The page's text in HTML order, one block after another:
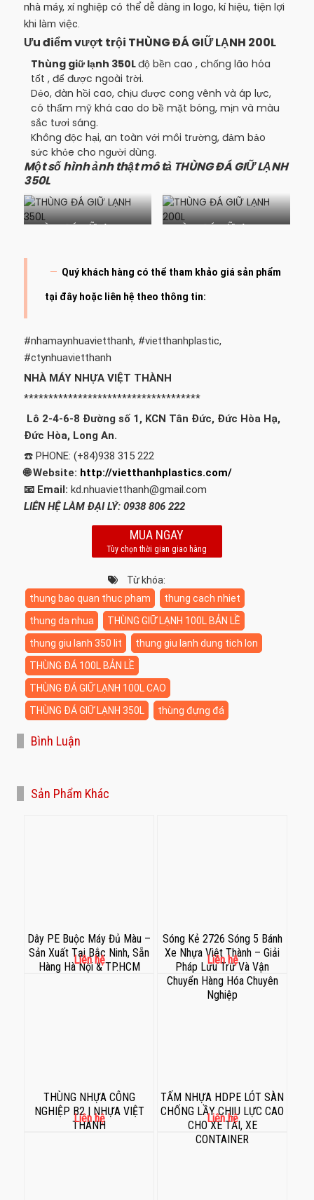
nhà máy, xí nghiệp có thể dễ dàng in logo, kí hiệu, tiện lợi
khi làm việc.
Ưu điểm vượt trội THÙNG ĐÁ GIỮ LẠNH 200L
Thùng giữ lạnh 350Lđộ bền cao , chống lão hóa
tốt , để được ngoài trời.
Dẻo, đàn hồi cao, chịu được cong vênh và áp lực,
có thẩm mỹ khá cao do bề mặt bóng, mịn và màu
sắc tươi sáng.
Không độc hại, an toàn với môi trường, đảm bảo
sức khỏe cho người dùng.
Một số hình ảnh thật mô tả THÙNG ĐÁ GIỮ LẠNH
350L
THÙNG ĐÁ GIỮ LẠNH 350L THÙNG ĐÁ GIỮ LẠNH 200L
Quý khách hàng có thể tham khảo giá sản phẩm
tại đây hoặc liên hệ theo thông tin:
#nhamaynhuavietthanh, #vietthanhplastic,
#ctynhuavietthanh
NHÀ MÁY NHỰA VIỆT THÀNH
************************************
Lô 2-4-6-8 Đường số 1, KCN Tân Đức, Đức Hòa Hạ,
Đức Hòa, Long An.
☎️ PHONE: (+84)938 315 222
🌐 Website: http://vietthanhplastics.com/
📧 Email: kd.nhuavietthanh@gmail.com
LIÊN HỆ LÀM ĐẠI LÝ: 0938 806 222
MUA NGAY
Tùy chọn thời gian giao hàng
Từ khóa:
thung bao quan thuc pham
thung cach nhiet
thung da nhua
THÙNG GIỮ LẠNH 100L BẢN LỀ
thung giu lanh 350 lit
thung giu lanh dung tich lon
THÙNG ĐÁ 100L BẢN LỀ
THÙNG ĐÁ GIỮ LẠNH 100L CAO
THÙNG ĐÁ GIỮ LẠNH 350L
thùng đựng đá
Bình Luận
Sản Phẩm Khác
Dây PE Buộc Máy Đủ Màu –
Sản Xuất Tại Bắc Ninh, Sẵn
Hàng Hà Nội & TP.HCM
Liên hệ
Sóng Kẻ 2726 Sóng 5 Bánh
Xe Nhựa Việt Thành – Giải
Pháp Lưu Trữ Và Vận
Chuyển Hàng Hóa Chuyên
Nghiệp
Liên hệ
THÙNG NHỰA CÔNG
NGHIỆP B2 | NHỰA VIỆT
THÀNH
Liên hệ
TẤM NHỰA HDPE LÓT SÀN
CHỐNG LẦY CHỊU LỰC CAO
CHO XE TẢI, XE
CONTAINER
Liên hệ